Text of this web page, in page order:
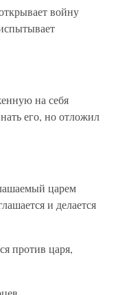
войну
на себя
его, но отложил
царем
и делается
против царя,